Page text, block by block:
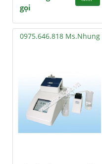
gọi
0975.646.818 Ms.Nhung